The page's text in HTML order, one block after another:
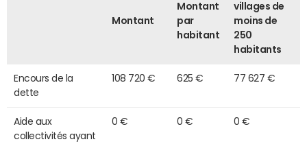
Montant
Montant
par
habitant
villages de
moins de
250
habitants
Encours de la
dette
108 720 € 625 € 77 627 €
Aide aux
collectivités ayant
0 € 0 € 0 €